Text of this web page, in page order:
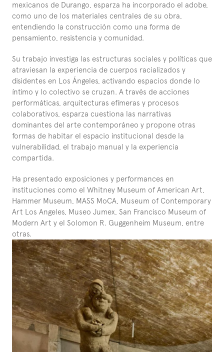
mexicanos de Durango, esparza ha incorporado el adobe,
como uno de los materiales centrales de su obra,
entendiendo la construcción como una forma de
pensamiento, resistencia y comunidad.
Su trabajo investiga las estructuras sociales y políticas que
atraviesan la experiencia de cuerpos racializados y
disidentes en Los Ángeles, activando espacios donde lo
íntimo y lo colectivo se cruzan. A través de acciones
performáticas, arquitecturas efímeras y procesos
colaborativos, esparza cuestiona las narrativas
dominantes del arte contemporáneo y propone otras
formas de habitar el espacio institucional desde la
vulnerabilidad, el trabajo manual y la experiencia
compartida.
Ha presentado exposiciones y performances en
instituciones como el Whitney Museum of American Art,
Hammer Museum, MASS MoCA, Museum of Contemporary
Art Los Angeles, Museo Jumex, San Francisco Museum of
Modern Art y el Solomon R. Guggenheim Museum, entre
otras.